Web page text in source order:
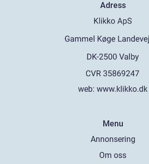
Adress
web: www.klikko.dk
Menu
Annonsering
Om oss